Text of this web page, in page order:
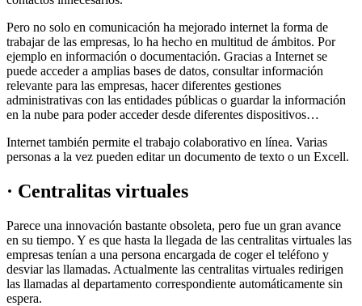
Pero no solo en comunicación ha mejorado internet la forma de
trabajar de las empresas, lo ha hecho en multitud de ámbitos. Por
ejemplo en información o documentación. Gracias a Internet se
puede acceder a amplias bases de datos, consultar información
relevante para las empresas, hacer diferentes gestiones
administrativas con las entidades públicas o guardar la información
en la nube para poder acceder desde diferentes dispositivos…
Internet también permite el trabajo colaborativo en línea. Varias
personas a la vez pueden editar un documento de texto o un Excell.
· Centralitas virtuales
Parece una innovación bastante obsoleta, pero fue un gran avance
en su tiempo. Y es que hasta la llegada de las centralitas virtuales las
empresas tenían a una persona encargada de coger el teléfono y
desviar las llamadas. Actualmente las centralitas virtuales redirigen
las llamadas al departamento correspondiente automáticamente sin
espera.